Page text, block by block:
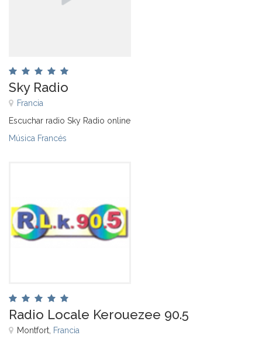
Sky Radio
Francia
Escuchar radio Sky Radio online
Música Francés
Radio Locale Kerouezee 90.5
Montfort, Francia